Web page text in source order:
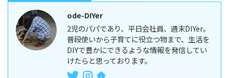
ode-DIYer
2児のパパであり、平日会社員、週末DIYer。
普段使いから子育てに役立つ物まで、生活を
DIYで豊かにできるような情報を発信してい
けたらと思っております。